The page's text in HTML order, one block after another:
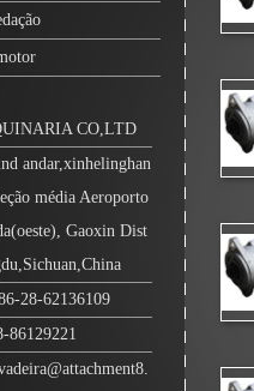
CO,LTD
andar,xinhelinghan
média Aeroporto
Gaoxin Dist
28-62136109
86129221